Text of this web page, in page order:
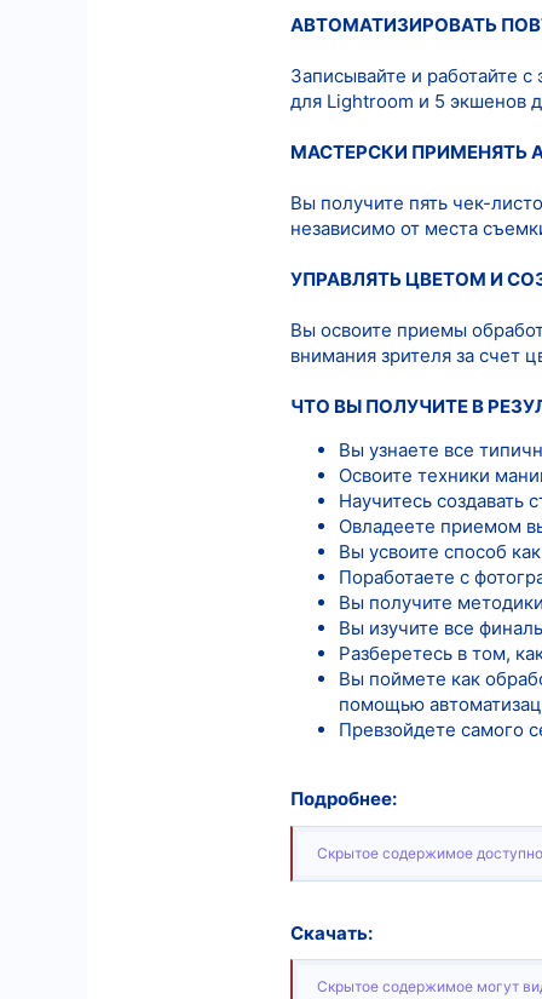
АВТОМАТИЗИРОВАТЬ
Записывайте и работайте
для Lightroom и 5 экшенов
МАСТЕРСКИ ПРИМЕНЯТЬ
Вы получите пять чек-
независимо от места
УПРАВЛЯТЬ ЦВЕТОМ И
Вы освоите приемы
внимания зрителя за счет
ЧТО ВЫ ПОЛУЧИТЕ В
Вы узнаете все
Освоите техники
Научитесь создавать
Овладеете приемом
Вы усвоите способ
Поработаете с
Вы получите
Вы изучите все
Разберетесь в том,
Вы поймете как
помощью
Превзойдете самого
Подробнее:
Скрытое содержимое
Скачать:
Скрытое содержимое могут